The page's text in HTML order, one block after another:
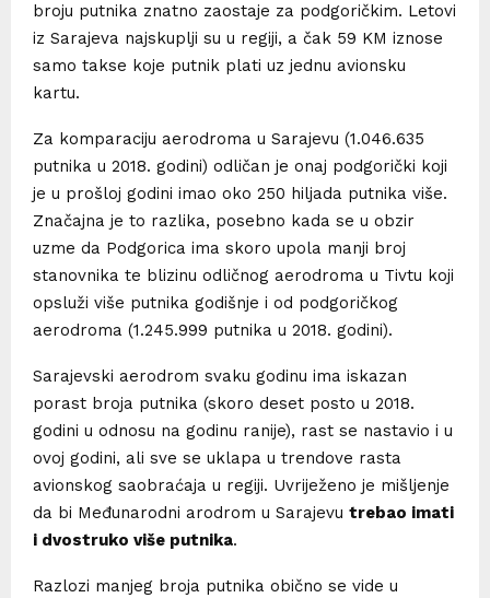
broju putnika znatno zaostaje za podgoričkim. Letovi
iz Sarajeva najskuplji su u regiji, a čak 59 KM iznose
samo takse koje putnik plati uz jednu avionsku
kartu.
Za komparaciju aerodroma u Sarajevu (1.046.635
putnika u 2018. godini) odličan je onaj podgorički koji
je u prošloj godini imao oko 250 hiljada putnika više.
Značajna je to razlika, posebno kada se u obzir
uzme da Podgorica ima skoro upola manji broj
stanovnika te blizinu odličnog aerodroma u Tivtu koji
opsluži više putnika godišnje i od podgoričkog
aerodroma (1.245.999 putnika u 2018. godini).
Sarajevski aerodrom svaku godinu ima iskazan
porast broja putnika (skoro deset posto u 2018.
godini u odnosu na godinu ranije), rast se nastavio i u
ovoj godini, ali sve se uklapa u trendove rasta
avionskog saobraćaja u regiji. Uvriježeno je mišljenje
da bi Međunarodni arodrom u Sarajevu trebao imati
i dvostruko više putnika.
Razlozi manjeg broja putnika obično se vide u